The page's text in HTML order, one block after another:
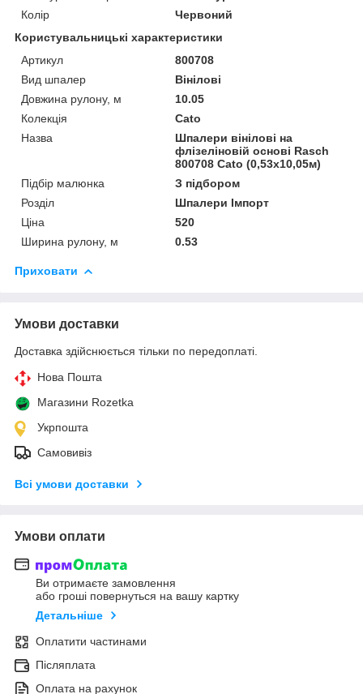
Колір
Червоний
Користувальницькі характеристики
Артикул
800708
Вид шпалер
Вінілові
Довжина рулону, м
10.05
Колекція
Cato
Назва
Шпалери вінілові на
флізеліновій основі Rasch
800708 Cato (0,53х10,05м)
Підбір малюнка
З підбором
Розділ
Шпалери Імпорт
Ціна
520
Ширина рулону, м
0.53
Приховати
Умови доставки
Доставка здійснюється тільки по передоплаті.
Нова Пошта
Магазини Rozetka
Укрпошта
Самовивіз
Всі умови доставки
Умови оплати
Ви отримаєте замовлення
або гроші повернуться на вашу картку
Детальніше
Оплатити частинами
Післяплата
Оплата на рахунок